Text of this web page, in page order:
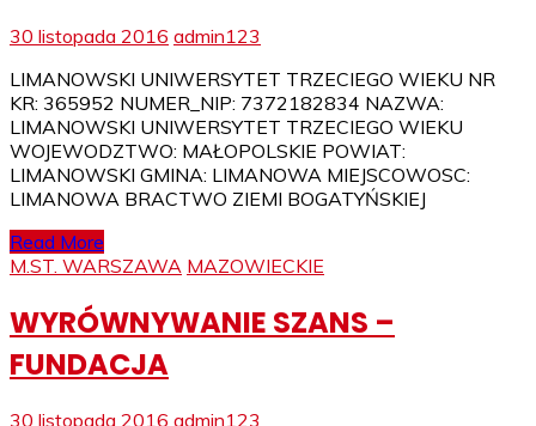
30 listopada 2016 admin123
LIMANOWSKI UNIWERSYTET TRZECIEGO WIEKU NR
KR: 365952 NUMER_NIP: 7372182834 NAZWA:
LIMANOWSKI UNIWERSYTET TRZECIEGO WIEKU
WOJEWODZTWO: MAŁOPOLSKIE POWIAT:
LIMANOWSKI GMINA: LIMANOWA MIEJSCOWOSC:
LIMANOWA BRACTWO ZIEMI BOGATYŃSKIEJ
Read More
M.ST. WARSZAWA MAZOWIECKIE
WYRÓWNYWANIE SZANS –
FUNDACJA
30 listopada 2016 admin123